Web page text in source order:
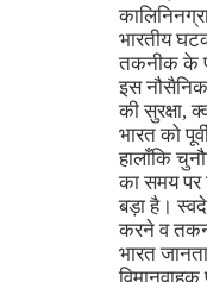
भारतीय
तकनीक के
इस नौसैनिक
की सुरक्षा,
भारत को
हालाँकि
का समय पर
बड़ा है।
करने व
भारत